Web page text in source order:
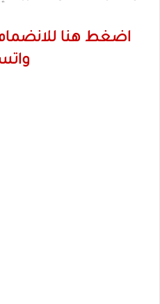
اضغط هنا